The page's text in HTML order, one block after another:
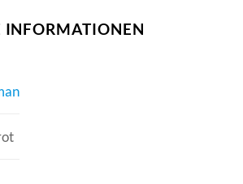
INFORMATIONEN